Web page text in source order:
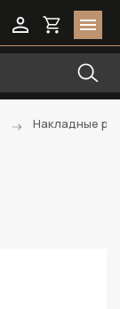
Накладные